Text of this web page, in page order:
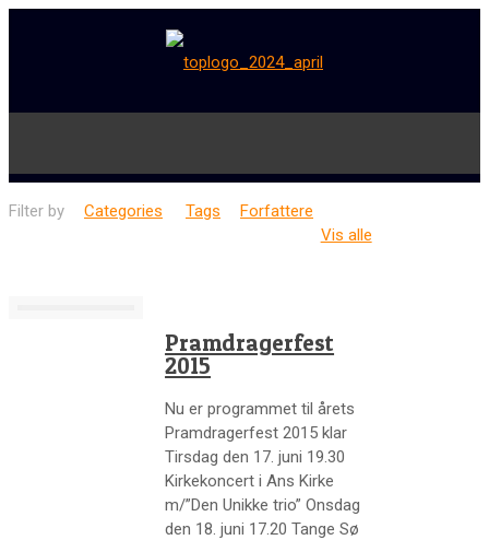
Filter by Categories Tags
Forfattere
Vis alle
Pramdragerfest
2015
Nu er programmet til årets
Pramdragerfest 2015 klar
Tirsdag den 17. juni 19.30
Kirkekoncert i Ans Kirke
m/”Den Unikke trio” Onsdag
den 18. juni 17.20 Tange Sø